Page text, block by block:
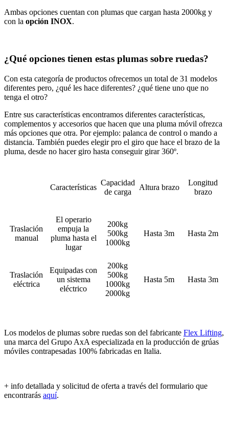
Ambas opciones cuentan con plumas que cargan hasta 2000kg y
con la opción INOX.
¿Qué opciones tienen estas plumas sobre ruedas?
Con esta categoría de productos ofrecemos un total de 31 modelos
diferentes pero, ¿qué les hace diferentes? ¿qué tiene uno que no
tenga el otro?
Entre sus características encontramos diferentes características,
complementos y accesorios que hacen que una pluma móvil ofrezca
más opciones que otra. Por ejemplo: palanca de control o mando a
distancia. También puedes elegir pro el giro que hace el brazo de la
pluma, desde no hacer giro hasta conseguir girar 360º.
Características
Capacidad
de carga
Altura brazo
Longitud
brazo
Traslación
manual
El operario
empuja la
pluma hasta el
lugar
200kg
500kg
1000kg
Hasta 3m Hasta 2m
Traslación
eléctrica
Equipadas con
un sistema
eléctrico
200kg
500kg
1000kg
2000kg
Hasta 5m Hasta 3m
Los modelos de plumas sobre ruedas son del fabricante Flex Lifting,
una marca del Grupo AxA especializada en la producción de grúas
móviles contrapesadas 100% fabricadas en Italia.
+ info detallada y solicitud de oferta a través del formulario que
encontrarás aquí.